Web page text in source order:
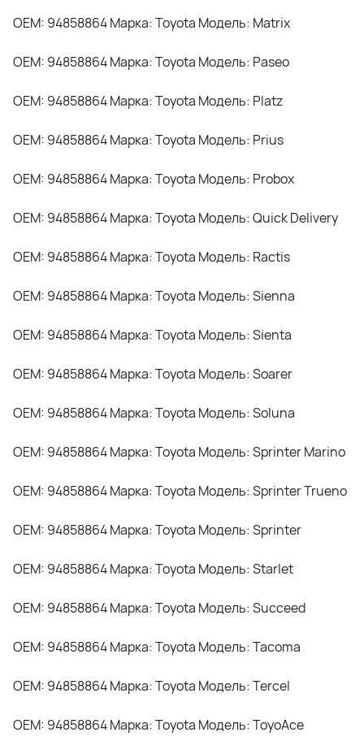
OEM: 94858864 Марка: Toyota Модель: Matrix
OEM: 94858864 Марка: Toyota Модель: Paseo
OEM: 94858864 Марка: Toyota Модель: Platz
OEM: 94858864 Марка: Toyota Модель: Prius
OEM: 94858864 Марка: Toyota Модель: Probox
OEM: 94858864 Марка: Toyota Модель: Quick Delivery
OEM: 94858864 Марка: Toyota Модель: Ractis
OEM: 94858864 Марка: Toyota Модель: Sienna
OEM: 94858864 Марка: Toyota Модель: Sienta
OEM: 94858864 Марка: Toyota Модель: Soarer
OEM: 94858864 Марка: Toyota Модель: Soluna
OEM: 94858864 Марка: Toyota Модель: Sprinter Marino
OEM: 94858864 Марка: Toyota Модель: Sprinter Trueno
OEM: 94858864 Марка: Toyota Модель: Sprinter
OEM: 94858864 Марка: Toyota Модель: Starlet
OEM: 94858864 Марка: Toyota Модель: Succeed
OEM: 94858864 Марка: Toyota Модель: Tacoma
OEM: 94858864 Марка: Toyota Модель: Tercel
OEM: 94858864 Марка: Toyota Модель: ToyoAce